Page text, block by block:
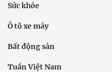
Sức khỏe
Ô tô xe máy
Bất động sản
Tuần Việt Nam